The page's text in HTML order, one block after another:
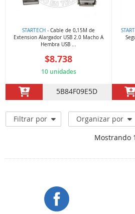
STARTECH - Cable de 0,15M de
Extension Alargador USB 2.0 Macho A
Hembra USB ...
$8.738
10 unidades
5B84F09E5D
Filtrar por Organizar por
Mostrando 1